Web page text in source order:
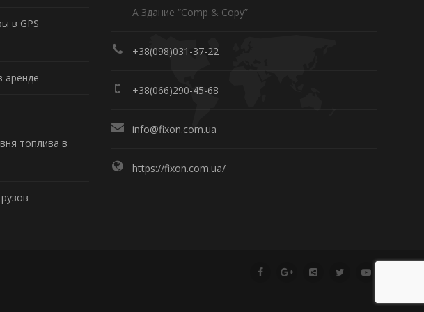
в GPS
аренде
топлива в
А Здание “Comp & Copy”
+38(098)031-37-22
+38(066)290-45-68
info@fixon.com.ua
https://fixon.com.ua/